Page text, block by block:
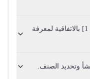
مراجعة ملحق البروتوكول [2] [جدول 1] بالاتفاقية لمعرفة
وتحديد الصنف.